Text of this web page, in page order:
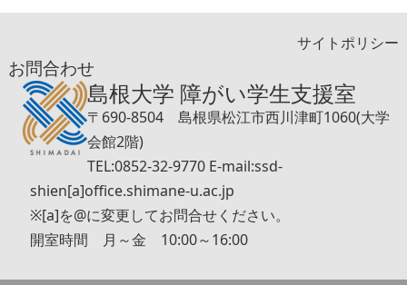
サイトポリシー
お問合わせ
島根大学 障がい学生支援室
〒690-8504 島根県松江市西川津町1060(大学
会館2階)
TEL:0852-32-9770 E-mail:ssd-
shien[a]office.shimane-u.ac.jp
※[a]を@に変更してお問合せください。
開室時間 月～金 10:00～16:00